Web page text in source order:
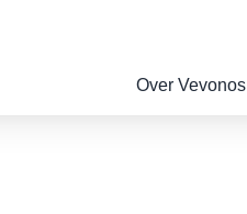
Over Vevonos